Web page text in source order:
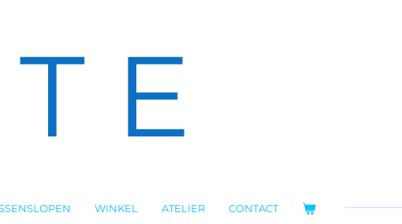
E
WINKEL ATELIER CONTACT